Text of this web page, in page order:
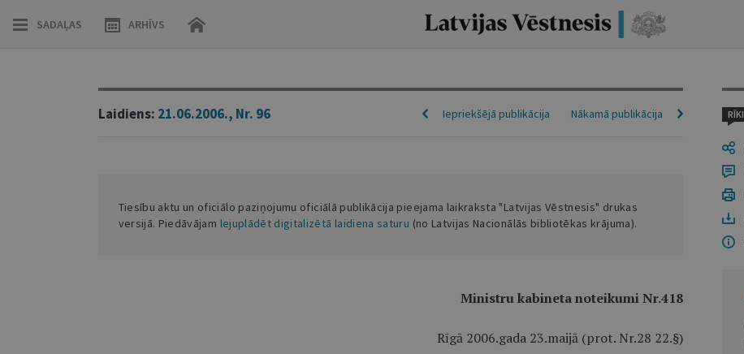
SADAĻAS ARHĪVS
RĪKI
Laidiens: 21.06.2006., Nr. 96 Nākamā publikācija
Iepriekšējā publikācija
Tiesību aktu un oficiālo paziņojumu oficiālā publikācija pieejama laikraksta "Latvijas Vēstnesis" drukas
versijā. Piedāvājam lejuplādēt digitalizētā laidiena saturu (no Latvijas Nacionālās bibliotēkas krājuma).
Ministru kabineta noteikumi Nr.418
Rīgā 2006.gada 23.maijā (prot. Nr.28 22.§)